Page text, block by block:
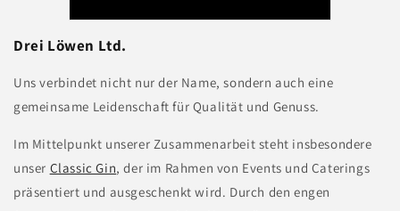
Drei Löwen Ltd.
Uns verbindet nicht nur der Name, sondern auch eine
gemeinsame Leidenschaft für Qualität und Genuss.
Im Mittelpunkt unserer Zusammenarbeit steht insbesondere
unser Classic Gin, der im Rahmen von Events und Caterings
präsentiert und ausgeschenkt wird. Durch den engen